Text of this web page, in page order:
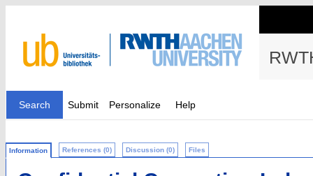
Search Submit Personalize Help
Information References (0) Discussion (0) Files